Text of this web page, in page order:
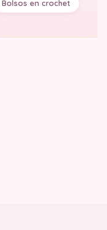
Bolsos en crochet